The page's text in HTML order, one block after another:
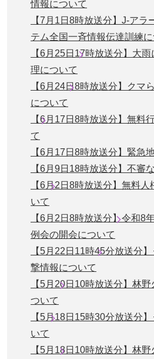
情報について
【7月1日8時放送分】J-アラ
テム全国一斉情報伝達訓練
【6月25日17時放送分】大
理について
【6月24日8時放送分】クマ
について
【6月17日8時放送分】無料
て
【6月17日8時放送分】緊急
【6月9日18時放送分】不審
【6月2日8時放送分】無料
いて
【6月2日8時放送分】令和8
例会の開会について
【5月22日11時45分放送分
撃情報について
【5月20日10時放送分】林
ついて
【5月18日15時30分放送分
いて
【5月18日10時放送分】林